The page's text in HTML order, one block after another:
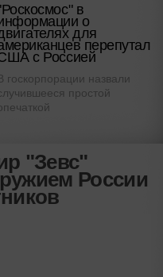
в
о
для
перепутал
с Россией
госкорпорации назвали
простой
"Зевс"
России